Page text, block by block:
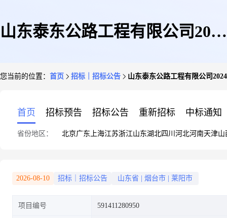
山东泰东公路工程有限公司2024
您当前的位置： 首页 招标｜招标公告 山东泰东公路工程有限公司
首页 招标预告 招标公告 重新招标 中标通知
省份地区： 北京广东 上海江苏浙江山东湖北四川 河北河南天津山
2026-08-10 招标｜招标公告 山东省 烟台市 莱阳市
项目编号 591411280950